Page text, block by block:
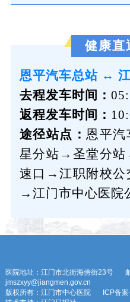
健康直
恩平汽车总站 ↔
去程发车时间：
返程发车时间：
途径站点： 恩平
星分站→圣堂分
速口→江职附校
→江门市中心医院
医院地址：江门市北街海傍街23号
jmszxyy@jiangmen.gov.cn
版权所有：江门市中心医院
ICP备